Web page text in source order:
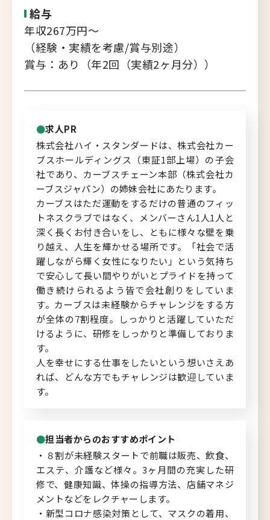
キャリアマップ
転職の体験談
転職と年収のハナシ
運営会社について
企業担当者の方へ
お問い合わせ
給与
年収267万円～
（経験・実績を考慮/賞与別途）
賞与：あり（年2回（実績2ヶ月分））
求人PR
株式会社ハイ・スタンダードは、株式会社カー
ブスホールディングス（東証1部上場）の子会
社であり、カーブスチェーン本部（株式会社カ
ーブスジャパン）の姉妹会社にあたります。
カーブスはただ運動をするだけの普通のフィッ
トネスクラブではなく、メンバーさん1人1人と
深く長くお付き合いをし、ともに様々な壁を乗
り越え、人生を輝かせる場所です。「社会で活
躍しながら輝く女性になりたい」という気持ち
で安心して長い間やりがいとプライドを持って
働き続けられるよう皆で会社創りをしていま
す。カーブスは未経験からチャレンジをする方
が全体の7割程度。しっかりと活躍していただ
けるように、研修をしっかりと準備しておりま
す。
人を幸せにする仕事をしたいという想いさえあ
れば、どんな方でもチャレンジは歓迎していま
す。
担当者からのおすすめポイント
・８割が未経験スタートで前職は販売、飲食、
エステ、介護など様々。3ヶ月間の充実した研
修で、健康知識、体操の指導方法、店舗マネジ
メントなどをレクチャーします。
・新型コロナ感染対策として、マスクの着用、